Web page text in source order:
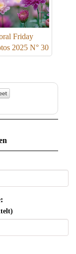
Friday
2025 N° 30